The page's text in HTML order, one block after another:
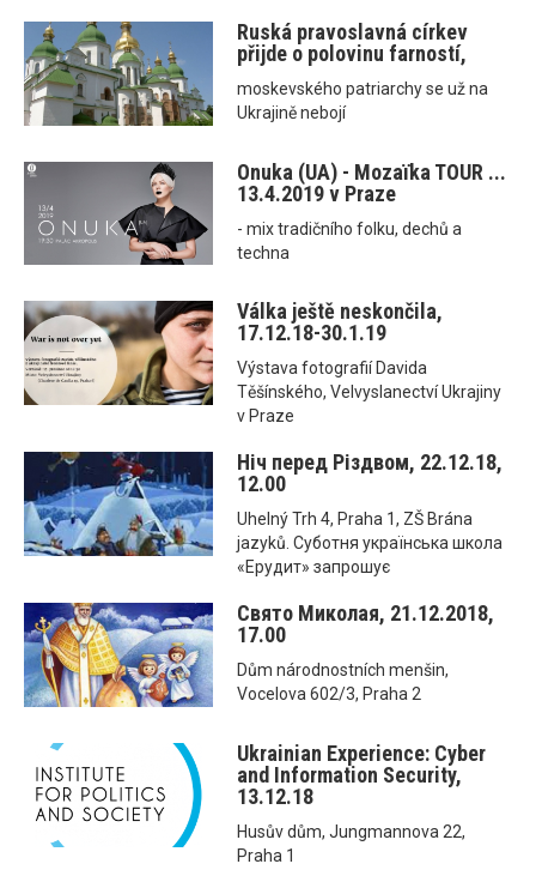
Ruská pravoslavná církev
přijde o polovinu farností,
moskevského patriarchy se už na
Ukrajině nebojí
Onuka (UA) - Mozaїka TOUR ...
13.4.2019 v Praze
- mix tradičního folku, dechů a
techna
Válka ještě neskončila,
17.12.18-30.1.19
Výstava fotografií Davida
Těšínského, Velvyslanectví Ukrajiny
v Praze
Ніч перед Різдвом, 22.12.18,
12.00
Uhelný Trh 4, Praha 1, ZŠ Brána
jazyků. Суботня українська школа
«Ерудит» запрошує
Свято Миколая, 21.12.2018,
17.00
Dům národnostních menšin,
Vocelova 602/3, Praha 2
Ukrainian Experience: Cyber
and Information Security,
13.12.18
Husův dům, Jungmannova 22,
Praha 1